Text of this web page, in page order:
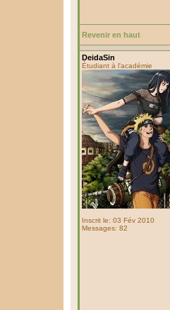
Revenir en haut
DeidaSin
Étudiant à l'académie
Inscrit le: 03 Fév 2010
Messages: 82